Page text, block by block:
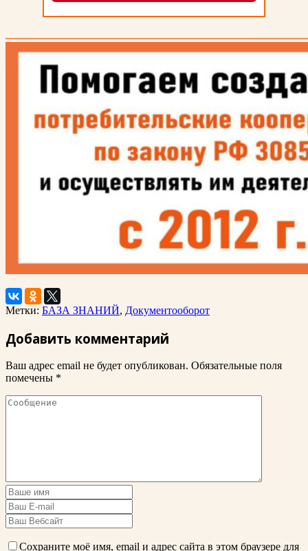
Метки: БАЗА ЗНАНИЙ, Документооборот
Добавить комментарий
Ваш адрес email не будет опубликован. Обязательные поля
помечены *
Сохраните моё имя, email и адрес сайта в этом браузере для